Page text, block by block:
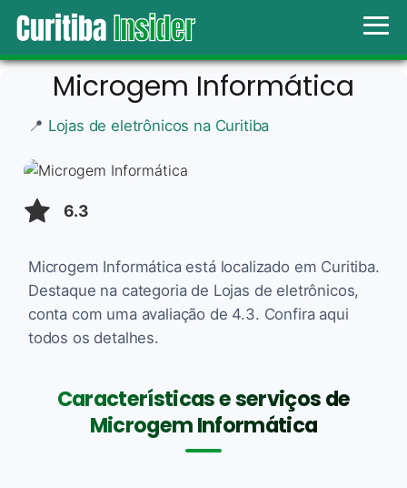
Microgem Informática
📍 Lojas de eletrônicos na Curitiba
6.3
Microgem Informática está localizado em Curitiba.
Destaque na categoria de Lojas de eletrônicos,
conta com uma avaliação de 4.3. Confira aqui
todos os detalhes.
Características e serviços de
Microgem Informática